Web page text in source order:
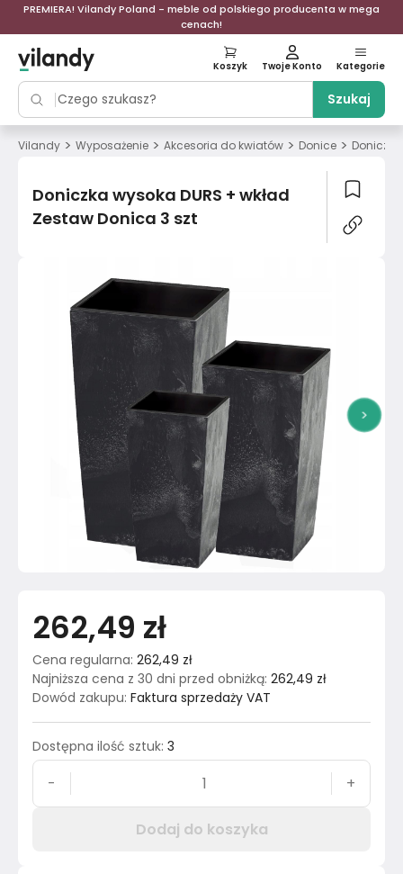
PREMIERA! Vilandy Poland - meble od polskiego producenta w mega
cenach!
Szukaj
Koszyk Twoje Konto Kategorie
Vilandy > Wyposażenie > Akcesoria do kwiatów > Donice >
Doniczka wysoka DURS + wkład
Zestaw Donica 3 szt
>
262,49 zł
Cena regularna: 262,49 zł
Najniższa cena z 30 dni przed obniżką: 262,49 zł
Dowód zakupu: Faktura sprzedaży VAT
Dostępna ilość sztuk: 3
- +
Dodaj do koszyka